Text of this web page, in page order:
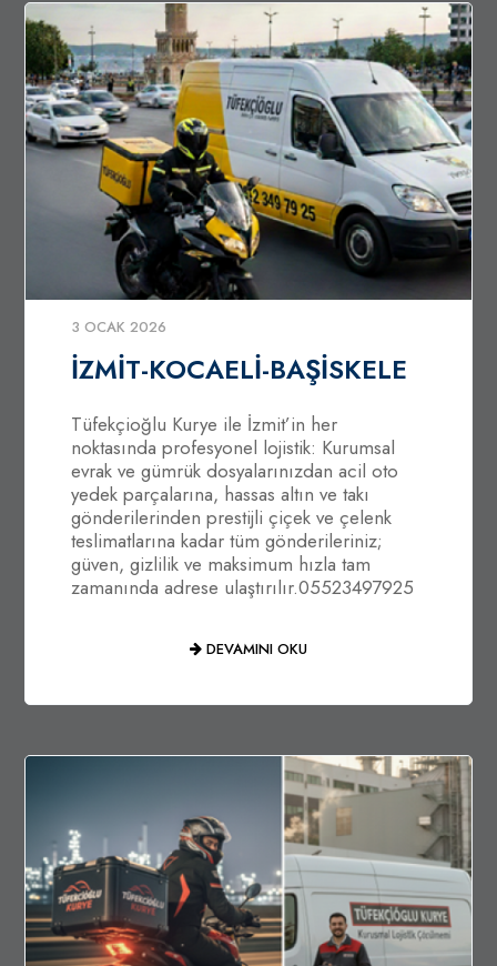
3 OCAK 2026
İZMİT-KOCAELİ-BAŞİSKELE
Tüfekçioğlu Kurye ile İzmit’in her
noktasında profesyonel lojistik: Kurumsal
evrak ve gümrük dosyalarınızdan acil oto
yedek parçalarına, hassas altın ve takı
gönderilerinden prestijli çiçek ve çelenk
teslimatlarına kadar tüm gönderileriniz;
güven, gizlilik ve maksimum hızla tam
zamanında adrese ulaştırılır.05523497925
DEVAMINI OKU